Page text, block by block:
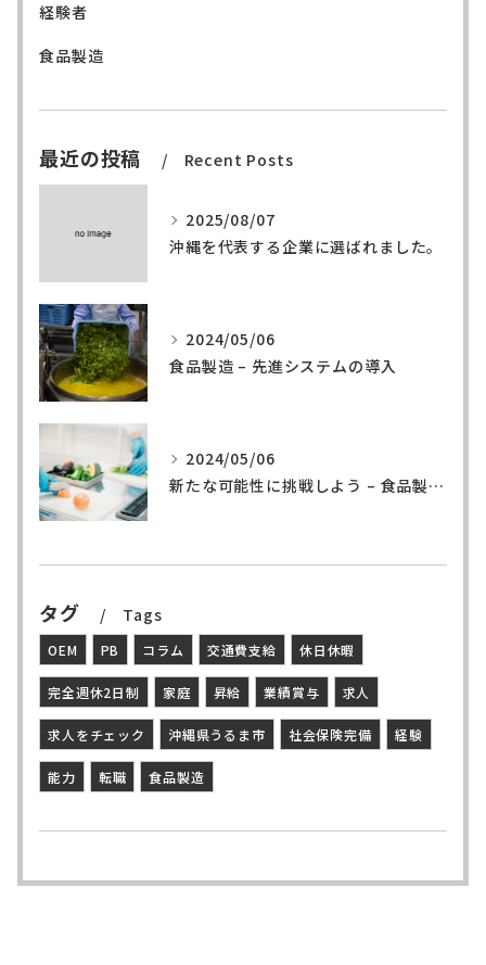
経験者
食品製造
最近の投稿 Recent Posts
2025/08/07
沖縄を代表する企業に選ばれました。
2024/05/06
食品製造 – 先進システムの導入
2024/05/06
新たな可能性に挑戦しよう – 食品製造の世界へ
タグ Tags
OEM PB コラム 交通費支給 休日休暇
完全週休2日制 家庭 昇給 業績賞与 求人
求人をチェック 沖縄県うるま市 社会保険完備 経験
能力 転職 食品製造